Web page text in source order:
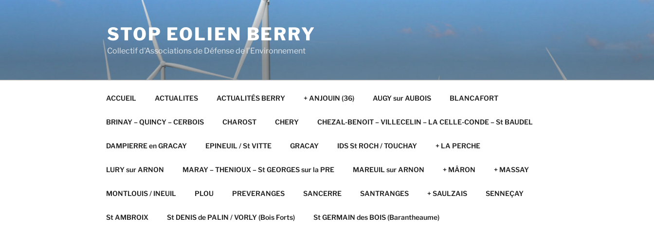
STOP EOLIEN BERRY
Collectif d'Associations de Défense de l’Environnement
ACCUEIL ACTUALITES ACTUALITÉS BERRY + ANJOUIN (36) AUGY sur AUBOIS BLANCAFORT
BRINAY – QUINCY – CERBOIS CHAROST CHERY CHEZAL-BENOIT – VILLECELIN – LA CELLE-CONDE – St BAUDEL
DAMPIERRE en GRACAY EPINEUIL / St VITTE GRACAY IDS St ROCH / TOUCHAY + LA PERCHE
LURY sur ARNON MARAY – THENIOUX – St GEORGES sur la PRE MAREUIL sur ARNON + MÂRON + MASSAY
MONTLOUIS / INEUIL PLOU PREVERANGES SANCERRE SANTRANGES + SAULZAIS SENNEÇAY
St AMBROIX St DENIS de PALIN / VORLY (Bois Forts) St GERMAIN des BOIS (Barantheaume)